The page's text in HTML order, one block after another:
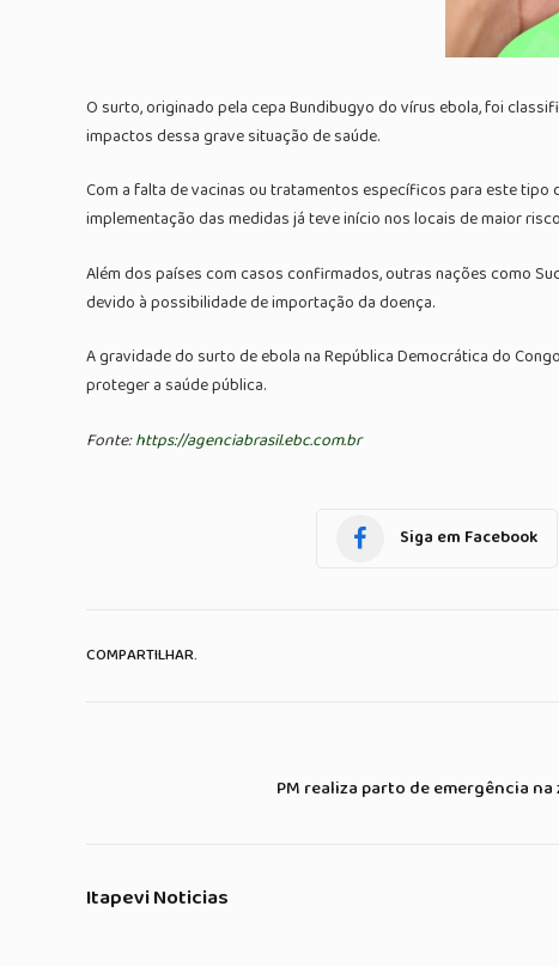
O surto, originado pela cepa Bundibugyo do vírus ebola, foi
impactos dessa grave situação de saúde.
Com a falta de vacinas ou tratamentos específicos para este tipo
implementação das medidas já teve início nos locais de maior
Além dos países com casos confirmados, outras nações como
devido à possibilidade de importação da doença.
A gravidade do surto de ebola na República Democrática do
proteger a saúde pública.
Fonte:https://agenciabrasil.ebc.com.br
Siga em Facebook
COMPARTILHAR.
PM realiza parto de emergência
Itapevi Noticias